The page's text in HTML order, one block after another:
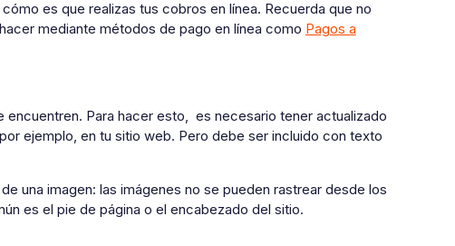
es que realizas tus cobros en línea. Recuerda que no
mediante métodos de pago en línea como Pagos a
Para hacer esto, es necesario tener actualizado
ejemplo, en tu sitio web. Pero debe ser incluido con texto
una imagen: las imágenes no se pueden rastrear desde los
es el pie de página o el encabezado del sitio.